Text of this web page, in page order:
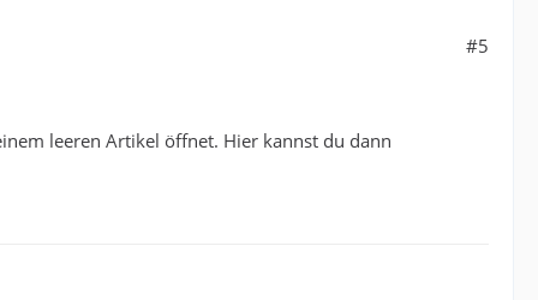
#5
leeren Artikel öffnet. Hier kannst du dann